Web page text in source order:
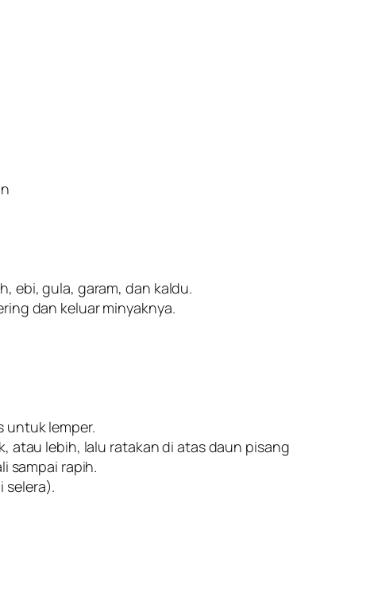
ebi, gula, garam, dan kaldu.
dan keluar minyaknya.
untuk lemper.
atau lebih, lalu ratakan di atas daun pisang
sampai rapih.
selera).